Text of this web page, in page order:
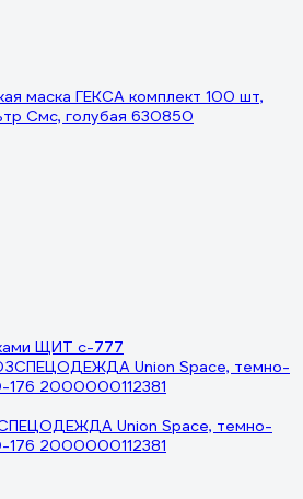
маска ГЕКСА комплект 100 шт,
Смс, голубая 630850
ЩИТ с-777
Union Space, темно-
176 2000000112381